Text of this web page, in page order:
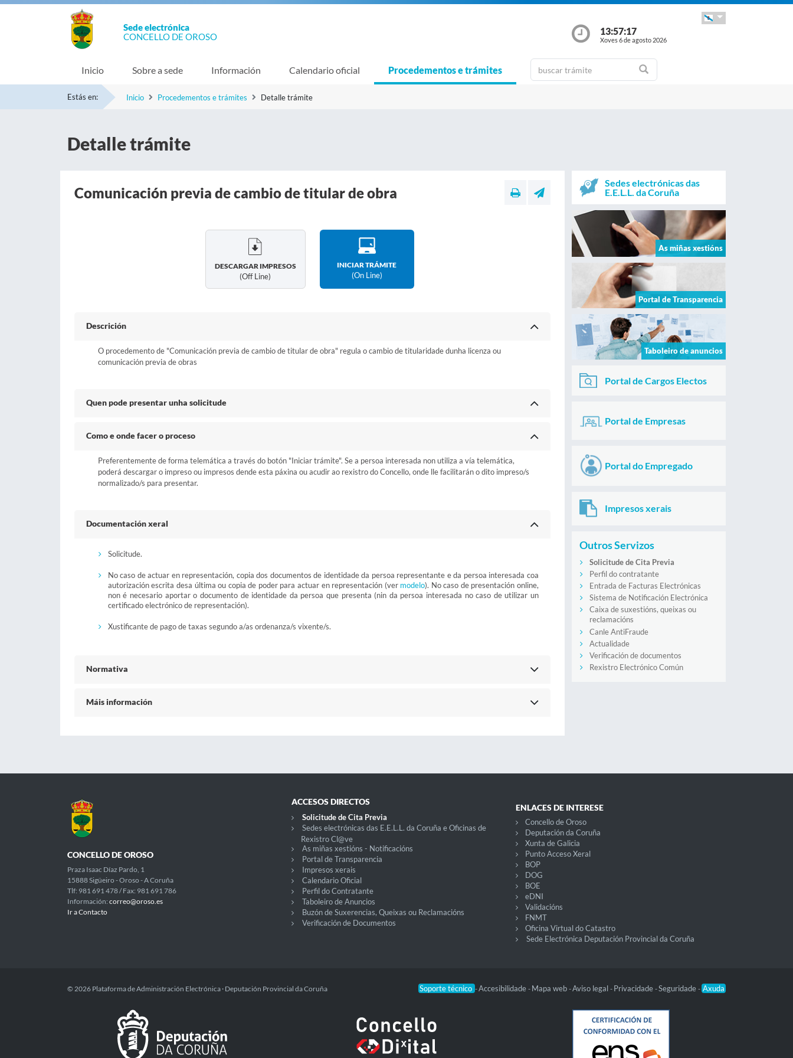
Sede electrónica
CONCELLO DE OROSO
13:57:17
Xoves 6 de agosto 2026
Inicio Sobre a sede Información Calendario oficial Procedementos e trámites
Estás en: Inicio Procedementos e trámites Detalle trámite
Detalle trámite
Comunicación previa de cambio de titular de obra
DESCARGAR IMPRESOS
(off Line)
INICIAR TRÁMITE
(on Line)
Descrición
O procedemento de "Comunicación previa de cambio de titular de obra" regula o cambio de titularidade dunha licenza ou
comunicación previa de obras
Quen pode presentar unha solicitude
Como e onde facer o proceso
Preferentemente de forma telemática a través do botón "Iniciar trámite". Se a persoa interesada non utiliza a vía telemática,
poderá descargar o impreso ou impresos dende esta páxina ou acudir ao rexistro do Concello, onde lle facilitarán o dito impreso/s
normalizado/s para presentar.
Documentación xeral
Solicitude.
No caso de actuar en representación, copia dos documentos de identidade da persoa representante e da persoa interesada coa
autorización escrita desa última ou copia de poder para actuar en representación (ver modelo). No caso de presentación online,
non é necesario aportar o documento de identidade da persoa que presenta (nin da persoa interesada no caso de utilizar un
certificado electrónico de representación).
Xustificante de pago de taxas segundo a/as ordenanza/s vixente/s.
Normativa
Máis información
Sedes electrónicas das
E.E.L.L. da Coruña
As miñas xestións
Portal de Transparencia
Taboleiro de anuncios
Portal de Cargos Electos
Portal de Empresas
Portal do Empregado
Impresos xerais
Outros Servizos
Solicitude de Cita Previa
Perfil do contratante
Entrada de Facturas Electrónicas
Sistema de Notificación Electrónica
Caixa de suxestións, queixas ou
reclamacións
Canle AntiFraude
Actualidade
Verificación de documentos
Rexistro Electrónico Común
CONCELLO DE OROSO
Praza Isaac Díaz Pardo, 1
15888 Sigüeiro - Oroso - A Coruña
Tlf: 981 691 478 / Fax: 981 691 786
Información: correo@oroso.es
Ir a Contacto
ACCESOS DIRECTOS
Solicitude de Cita Previa
Sedes electrónicas das E.E.L.L. da Coruña e Oficinas de
Rexistro Cl@ve
As miñas xestións - Notificacións
Portal de Transparencia
Impresos xerais
Calendario Oficial
Perfil do Contratante
Taboleiro de Anuncios
Buzón de Suxerencias, Queixas ou Reclamacións
Verificación de Documentos
ENLACES DE INTERESE
Concello de Oroso
Deputación da Coruña
Xunta de Galicia
Punto Acceso Xeral
BOP
DOG
BOE
eDNI
Validacións
FNMT
Oficina Virtual do Catastro
Sede Electrónica Deputación Provincial da Coruña
Soporte técnico -Accesibilidade - Mapa web -Aviso legal - Privacidade -Seguridade - Axuda
© 2026 Plataforma de Administración Electrónica · Deputación Provincial da Coruña